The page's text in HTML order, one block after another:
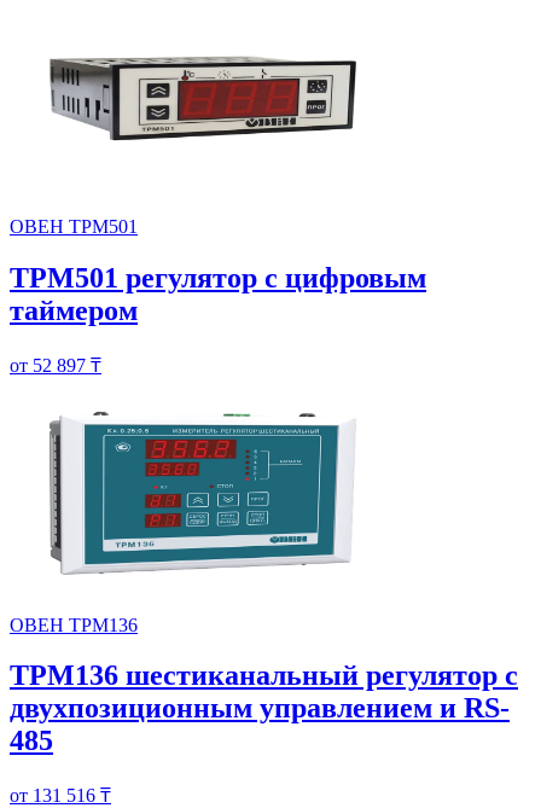
ОВЕН ТРМ501
ТРМ501 регулятор с цифровым
таймером
от 52 897 ₸
ОВЕН ТРМ136
ТРМ136 шестиканальный регулятор с
двухпозиционным управлением и RS-
485
от 131 516 ₸